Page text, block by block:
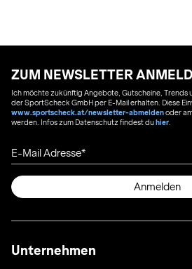
ZUM NEWSLETTER
Ich möchte zukünftig Angebote, Gutscheine, Trends
der SportScheck GmbH per E-Mail erhalten. Diese
www.sportscheck.at/newsletter-abmeldenoder
werden. Infos zum Datenschutz findest duhier
E-Mail Adresse
Anmelden
Unternehmen